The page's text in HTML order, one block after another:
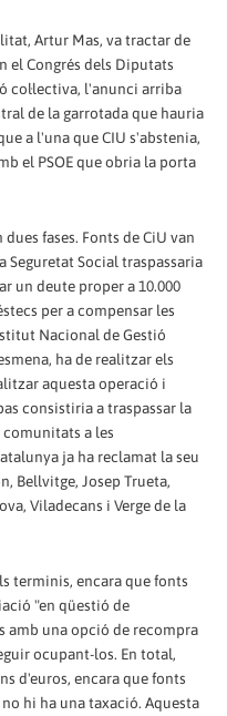
Artur Mas, va tractar de
el Congrés dels Diputats
col·lectiva, l'anunci arriba
de la garrotada que hauria
a l'una que CIU s'abstenia,
el PSOE que obria la porta
fases. Fonts de CiU van
Seguretat Social traspassaria
un deute proper a 10.000
per a compensar les
Nacional de Gestió
ha de realitzar els
aquesta operació i
consistiria a traspassar la
a les
ja ha reclamat la seu
Bellvitge, Josep Trueta,
Viladecans i Verge de la
terminis, encara que fonts
"en qüestió de
amb una opció de recompra
ocupant-los. En total,
d'euros, encara que fonts
hi ha una taxació. Aquesta